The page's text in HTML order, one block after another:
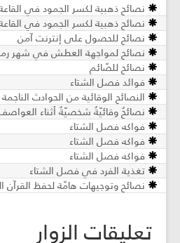
نصائح ذهبية لكسر الجمود في القاعة
نصائح ذهبية لكسر الجمود في القاعة
نصائح للحصول على إنترنت آمن
نصائح لمواجهة العطش في شهر
نصائح للصّائم
فوائد فصل الشتاء
النصائح الوقائية من الحوادث
نصائحٌ وقائيّةٌ شخصيّةٌ أثناء
فواكه فصل الشتاء
فواكه فصل الشتاء
فواكه فصل الشتاء
تغذية الفرد في فصل الشتاء
نصائح وتوجيهات هامّة لحفظ القرآن
تعليقات الزوار